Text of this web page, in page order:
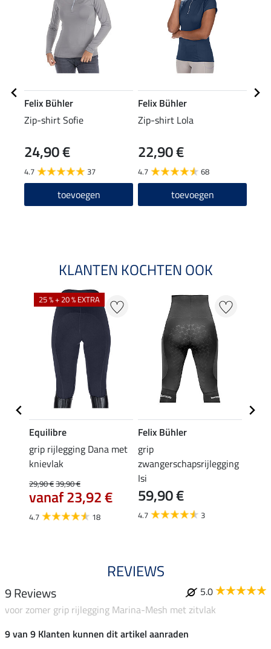
Felix Bühler
Zip-shirt Sofie
24,90 €
4.7 37
toevoegen
Felix Bühler
Zip-shirt Lola
22,90 €
4.7 68
toevoegen
KLANTEN KOCHTEN OOK
25 % + 20 % EXTRA
Equilibre
grip rijlegging Dana met
knievlak
29,90 €39,90 €
vanaf 23,92 €
4.7 18
Felix Bühler
grip
zwangerschapsrijlegging
Isi
59,90 €
4.7 3
REVIEWS
9 Reviews
5.0
voor zomer grip rijlegging Marina-Mesh met zitvlak
9 van 9 Klanten kunnen dit artikel aanraden